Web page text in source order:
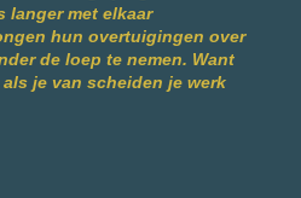
langer met elkaar
hun overtuigingen over
de loep te nemen. Want
je van scheiden je werk